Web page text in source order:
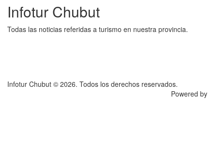
Infotur Chubut
Todas las noticias referidas a turismo en nuestra provincia.
Infotur Chubut © 2026. Todos los derechos reservados.
Powered by